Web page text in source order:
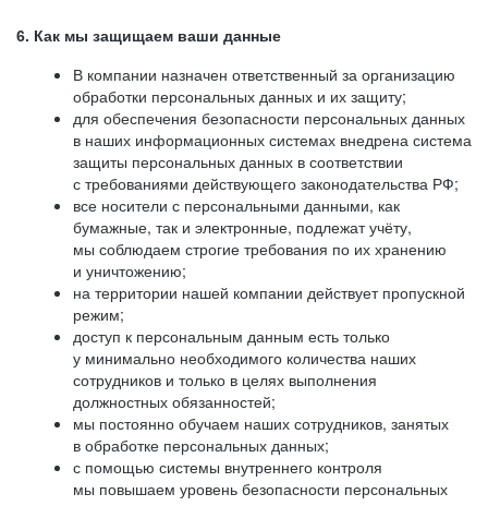
6. Как мы защищаем ваши данные
В компании назначен ответственный за организацию
обработки персональных данных и их защиту;
для обеспечения безопасности персональных данных
в наших информационных системах внедрена система
защиты персональных данных в соответствии
с требованиями действующего законодательства РФ;
все носители с персональными данными, как
бумажные, так и электронные, подлежат учёту,
мы соблюдаем строгие требования по их хранению
и уничтожению;
на территории нашей компании действует пропускной
режим;
доступ к персональным данным есть только
у минимально необходимого количества наших
сотрудников и только в целях выполнения
должностных обязанностей;
мы постоянно обучаем наших сотрудников, занятых
в обработке персональных данных;
с помощью системы внутреннего контроля
мы повышаем уровень безопасности персональных